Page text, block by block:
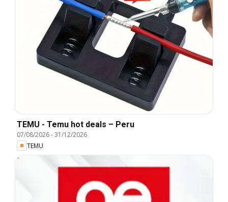
TEMU - Temu hot deals – Peru
07/08/2026-31/12/2026
TEMU